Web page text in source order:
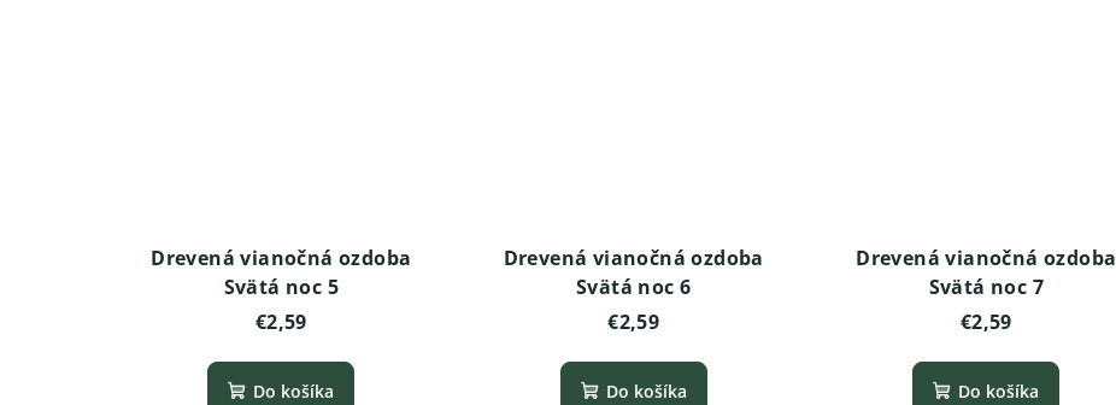
Drevená vianočná ozdoba
Svätá noc 5
€2,59
Do košíka
Drevená vianočná ozdoba
Svätá noc 6
€2,59
Do košíka
Drevená vianočná ozdoba
Svätá noc 7
€2,59
Do košíka